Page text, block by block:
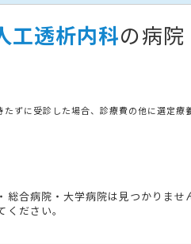
工透析内科の病
たずに受診した場合、診療費の他に選定療
合病院・大学病院は見つかりませ
ださい。